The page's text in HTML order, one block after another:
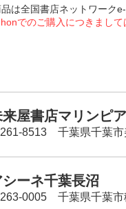
は全国書店ネットワーク
でのご購入につきまして
来屋書店マリンピア
8513 千葉県千葉市
シーネ千葉長沼
0005 千葉県千葉市